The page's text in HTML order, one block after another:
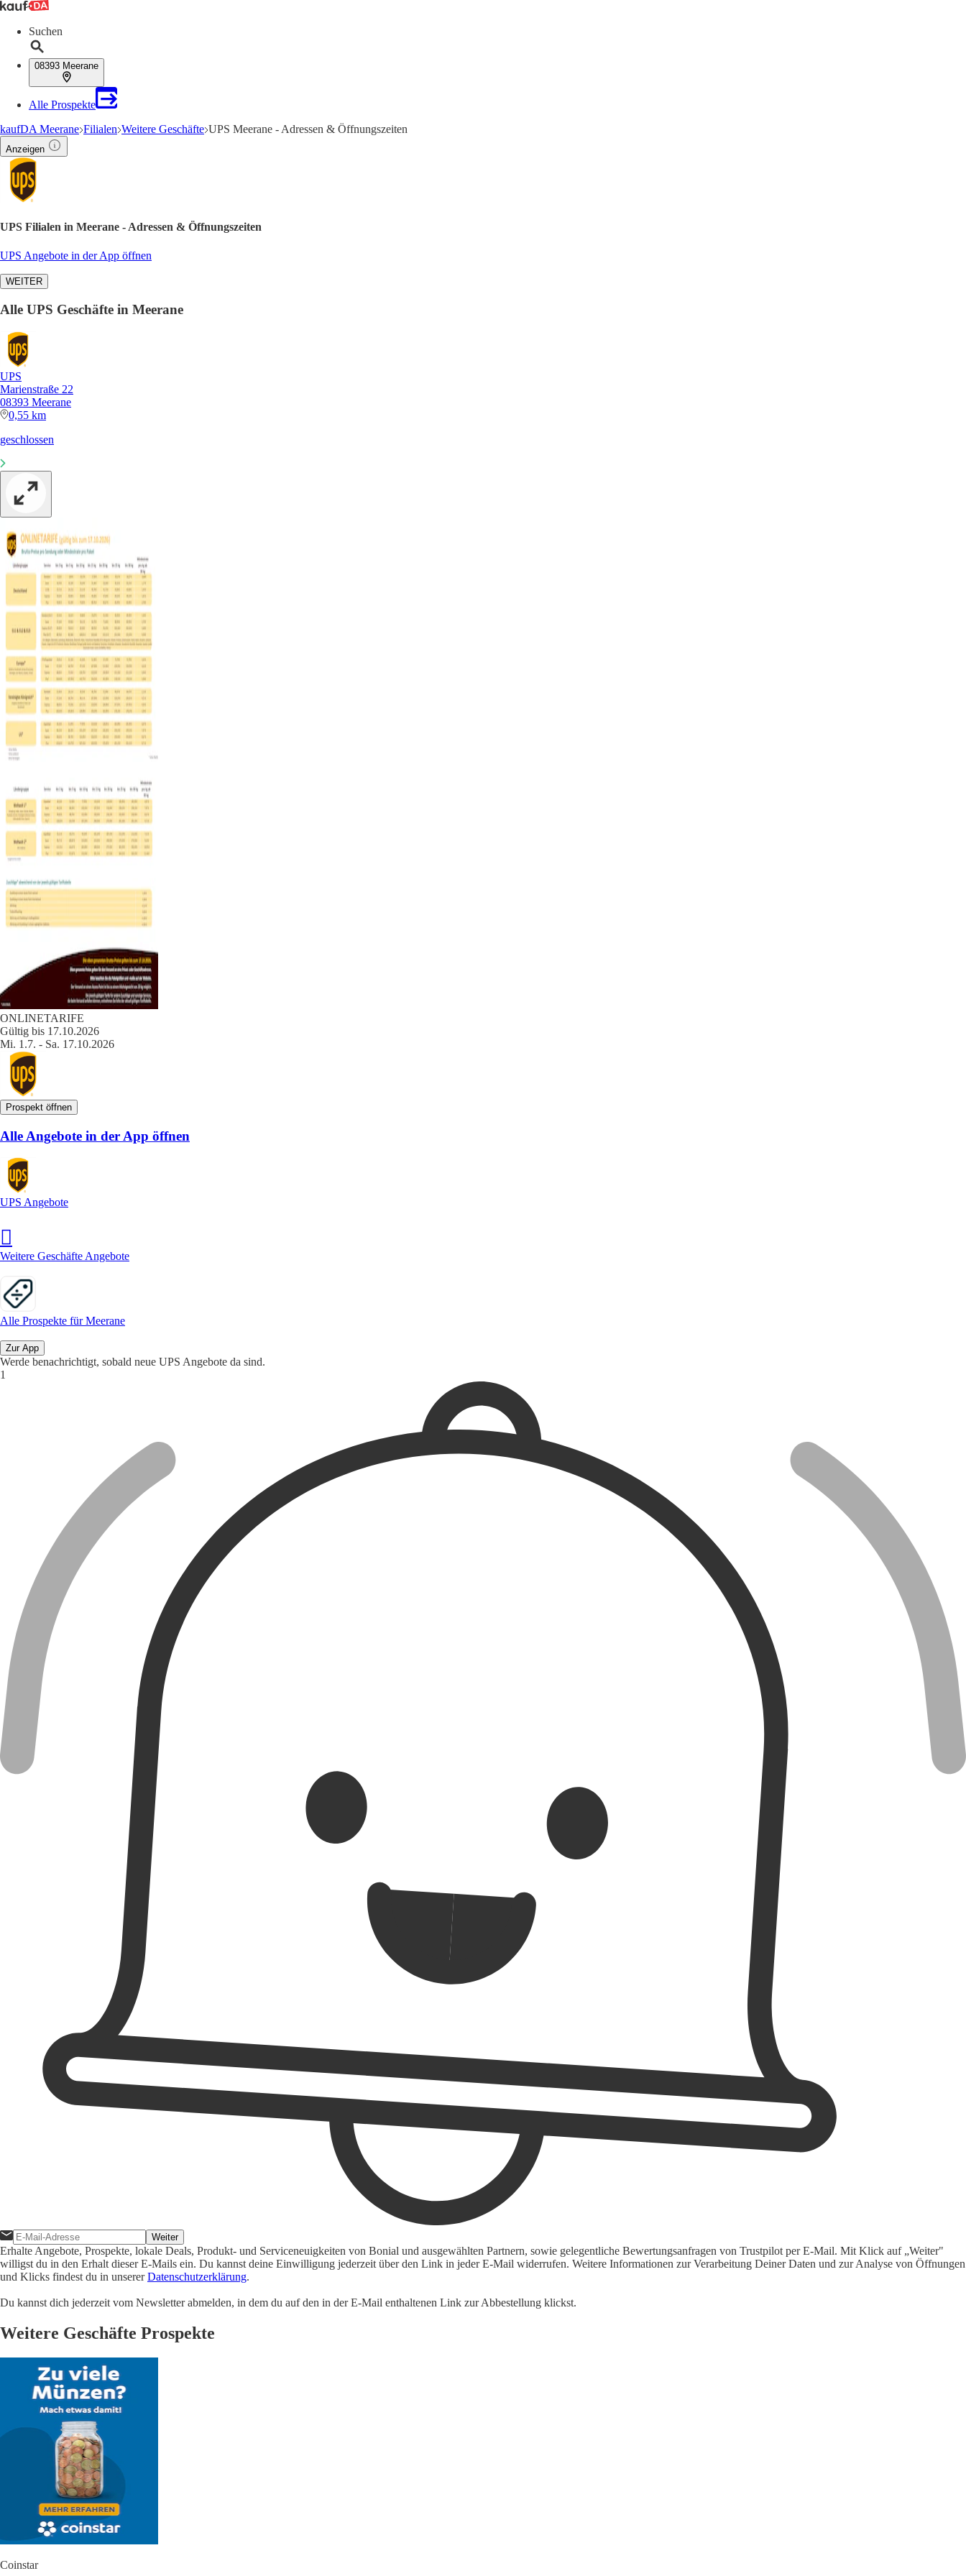
Suchen
08393 Meerane
Alle Prospekte
kaufDA Meerane Filialen Weitere Geschäfte UPS Meerane - Adressen & Öffnungszeiten
Anzeigen
UPS Filialen in Meerane - Adressen & Öffnungszeiten
UPS Angebote in der App öffnen
WEITER
Alle UPS Geschäfte in Meerane
UPS
Marienstraße 22
08393 Meerane
0,55 km
geschlossen
ONLINETARIFE
Gültig bis 17.10.2026
Mi. 1.7. - Sa. 17.10.2026
Prospekt öffnen
Alle Angebote in der App öffnen
UPS Angebote
Weitere Geschäfte Angebote
Alle Prospekte für Meerane
Zur App
Werde benachrichtigt, sobald neue UPS Angebote da sind.
Weiter
Erhalte Angebote, Prospekte, lokale Deals, Produkt- und Serviceneuigkeiten von Bonial und ausgewählten Partnern, sowie gelegentliche Bewertungsanfragen von Trustpilot per E-Mail. Mit Klick auf „Weiter"
willigst du in den Erhalt dieser E-Mails ein. Du kannst deine Einwilligung jederzeit über den Link in jeder E-Mail widerrufen. Weitere Informationen zur Verarbeitung Deiner Daten und zur Analyse von Öffnungen
und Klicks findest du in unsererDatenschutzerklärung.
Du kannst dich jederzeit vom Newsletter abmelden, in dem du auf den in der E-Mail enthaltenen Link zur Abbestellung klickst.
Weitere Geschäfte Prospekte
Coinstar